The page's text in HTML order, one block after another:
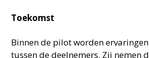
Toekomst
Binnen de pilot worden
tussen de deelnemers. Zij nemen